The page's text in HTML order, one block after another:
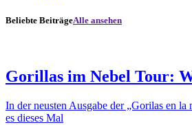
Beliebte BeiträgeAlle ansehen
Gorillas im Nebel Tour:
In der neusten Ausgabe der „Gorilas en la
es dieses Mal